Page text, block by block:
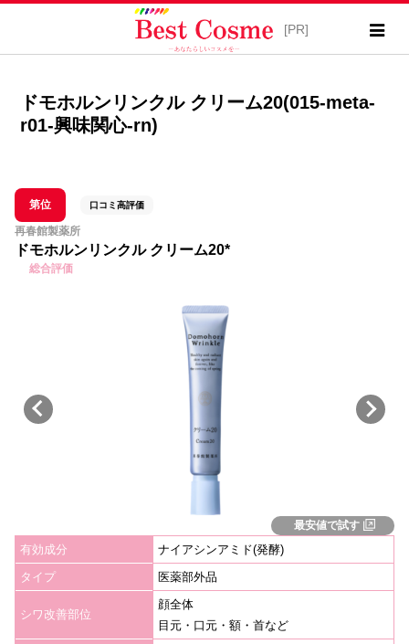
ドモホルンリンクル クリーム20(015-meta-
r01-興味関心-rn)
第位 口コミ高評価
再春館製薬所
ドモホルンリンクル クリーム20*
総合評価
最安値で試す
有効成分
ナイアシンアミド(発酵)
タイプ
医薬部外品
シワ改善部位
顔全体
目元・口元・額・首など